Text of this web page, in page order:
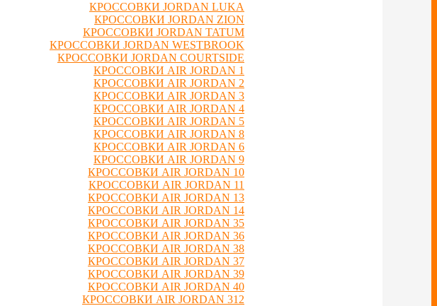
КРОССОВКИ JORDAN LUKA
КРОССОВКИ JORDAN ZION
КРОССОВКИ JORDAN TATUM
КРОССОВКИ JORDAN WESTBROOK
КРОССОВКИ JORDAN COURTSIDE
КРОССОВКИ AIR JORDAN 1
КРОССОВКИ AIR JORDAN 2
КРОССОВКИ AIR JORDAN 3
КРОССОВКИ AIR JORDAN 4
КРОССОВКИ AIR JORDAN 5
КРОССОВКИ AIR JORDAN 8
КРОССОВКИ AIR JORDAN 6
КРОССОВКИ AIR JORDAN 9
КРОССОВКИ AIR JORDAN 10
КРОССОВКИ AIR JORDAN 11
КРОССОВКИ AIR JORDAN 13
КРОССОВКИ AIR JORDAN 14
КРОССОВКИ AIR JORDAN 35
КРОССОВКИ AIR JORDAN 36
КРОССОВКИ AIR JORDAN 38
КРОССОВКИ AIR JORDAN 37
КРОССОВКИ AIR JORDAN 39
КРОССОВКИ AIR JORDAN 40
КРОССОВКИ AIR JORDAN 312